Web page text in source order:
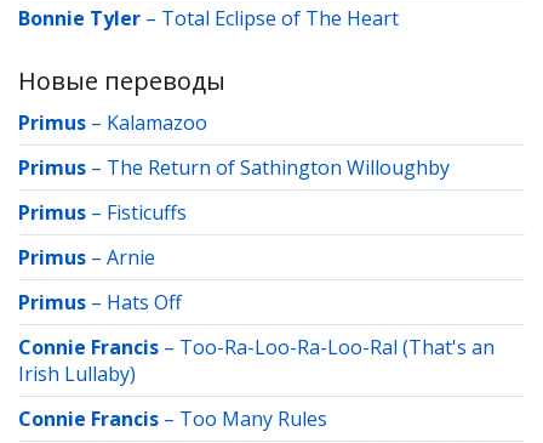
Bonnie Tyler – Total Eclipse of The Heart
Новые переводы
Primus – Kalamazoo
Primus – The Return of Sathington Willoughby
Primus – Fisticuffs
Primus – Arnie
Primus – Hats Off
Connie Francis – Too-Ra-Loo-Ra-Loo-Ral (That's an
Irish Lullaby)
Connie Francis – Too Many Rules